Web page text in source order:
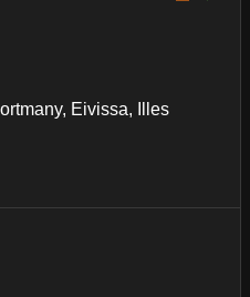
Eivissa, Illes